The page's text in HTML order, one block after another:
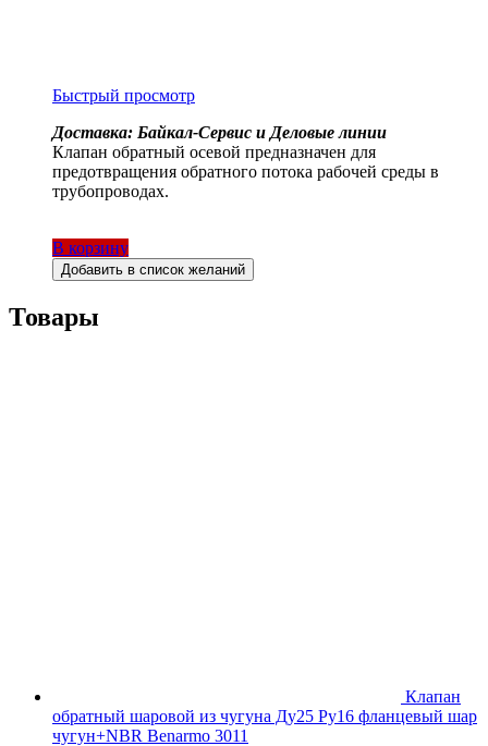
Быстрый просмотр
Доставка: Байкал-Сервис и Деловые линии
Клапан обратный осевой предназначен для
предотвращения обратного потока рабочей среды в
трубопроводах.
В корзину
Добавить в список желаний
Товары
Клапан
обратный шаровой из чугуна Ду25 Ру16 фланцевый шар
чугун+NBR Benarmo 3011